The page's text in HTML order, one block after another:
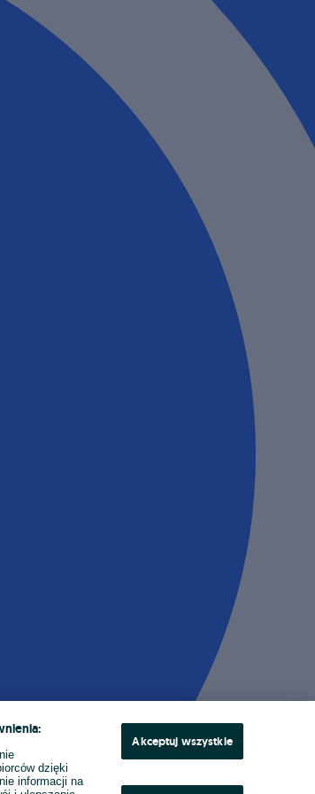
dzięki
informacji na
Akceptuj wszystkie